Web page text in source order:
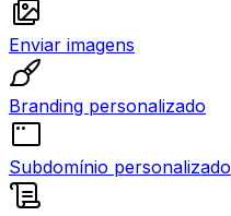
Enviar imagens
Branding personalizado
Subdomínio personalizado